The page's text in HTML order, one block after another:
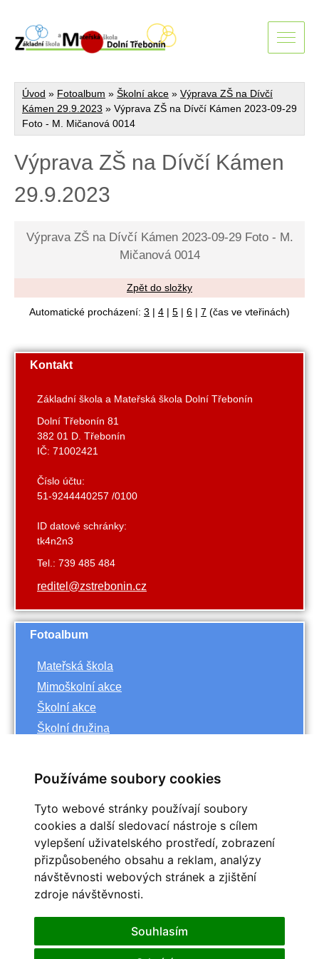
Používáme soubory cookies
Tyto webové stránky používají soubory
cookies a další sledovací nástroje s cílem
vylepšení uživatelského prostředí, zobrazení
přizpůsobeného obsahu a reklam, analýzy
návštěvnosti webových stránek a zjištění
zdroje návštěvnosti.
Souhlasím
Úvod » Fotoalbum » Školní akce » Výprava ZŠ na Dívčí
Kámen 29.9.2023 » Výprava ZŠ na Dívčí Kámen 2023-09-29
Foto - M. Mičanová 0014
Výprava ZŠ na Dívčí Kámen
29.9.2023
Výprava ZŠ na Dívčí Kámen 2023-09-29 Foto - M.
Mičanová 0014
Zpět do složky
Automatické procházení: 3 | 4 | 5 | 6 | 7 (čas ve vteřinách)
Kontakt
Základní škola a Mateřská škola Dolní Třebonín
Dolní Třebonín 81
382 01 D. Třebonín
IČ: 71002421
Číslo účtu:
51-9244440257 /0100
ID datové schránky:
tk4n2n3
Tel.: 739 485 484
reditel@zstrebonin.cz
Fotoalbum
Mateřská škola
Mimoškolní akce
Školní akce
Školní družina
<< říjen
<< 2023
>>
Po
Út St Čt Pá So
2
3 4
9
10 11 12 13 14
15
19